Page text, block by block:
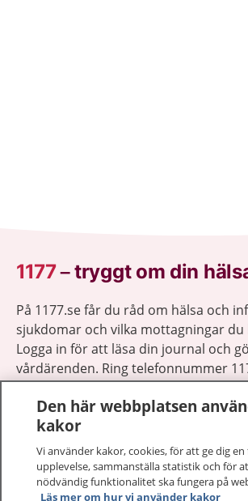
1177–tryggt om din
På 1177.se får du råd om hälsa och
sjukdomar och vilka mottagningar du
Logga in för att läsa din journal och
vårdärenden. Ring telefonnummer
sjukvårdsrådgivning dygnet runt.
1177 ger dig råd när du vill må bättre.
Den här webbplatsen
kakor
Vi använder kakor, cookies, för att ge dig
upplevelse, sammanställa statistik och för
nödvändig funktionalitet ska fungera på
Läs mer om hur vi använder kakor